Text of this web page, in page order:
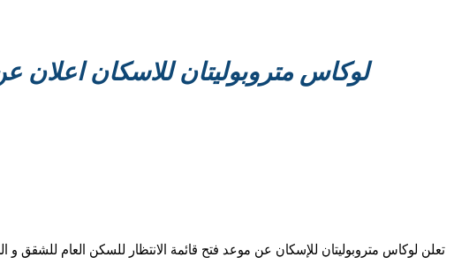
لوكاس متروبوليتان للاسكان اعلان عن فتح
تعلن لوكاس متروبوليتان للإسكان عن موعد فتح قائمة الانتظار للسكن العام